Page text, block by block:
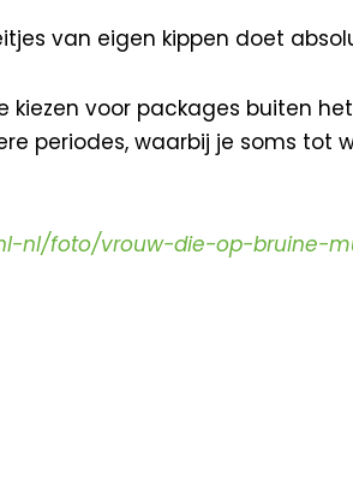
van eigen kippen doet
voor packages buiten
periodes, waarbij je soms tot
nl/foto/vrouw-die-op-bruine-